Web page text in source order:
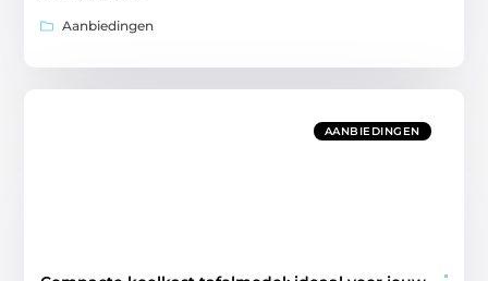
Aanbiedingen
AANBIEDINGEN